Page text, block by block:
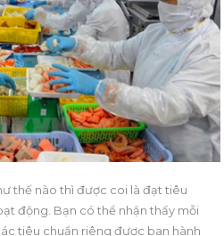
thế nào thì được coi là đạt tiêu
động. Bạn có thể nhận thấy mỗi
tiêu chuẩn riêng được ban hành